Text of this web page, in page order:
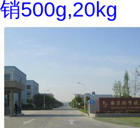
销500g,20kg